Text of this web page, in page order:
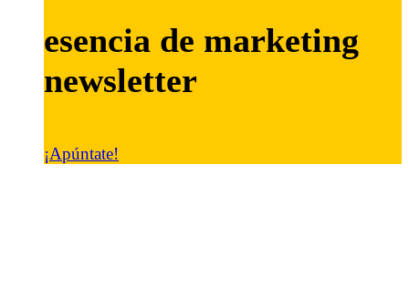
esencia de marketing
newsletter
¡Apúntate!